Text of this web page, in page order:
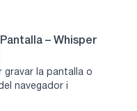
– Whisper
gravar la pantalla o
navegador i